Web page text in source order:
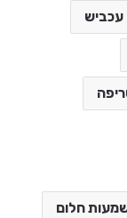
עכביש
חלום